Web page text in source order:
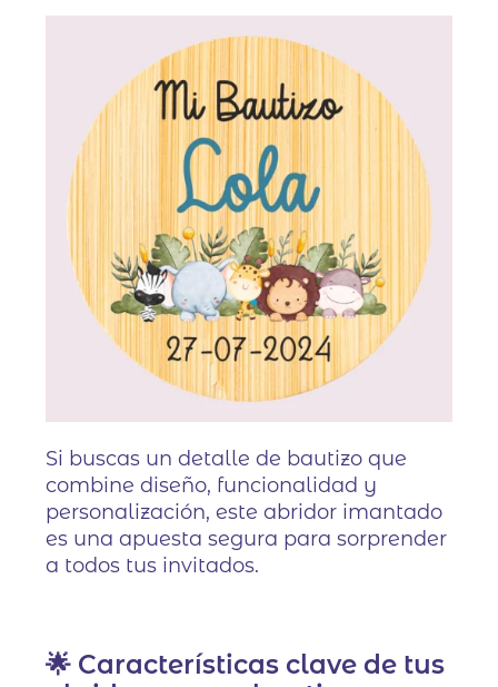
Si buscas un detalle de bautizo que
combine diseño, funcionalidad y
personalización, este abridor imantado
es una apuesta segura para sorprender
a todos tus invitados.
🌟 Características clave de tus